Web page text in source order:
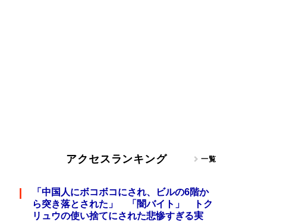
アクセスランキング 一覧
「中国人にボコボコにされ、ビルの6階か
ら突き落とされた」 「闇バイト」 トク
リュウの使い捨てにされた悲惨すぎる実